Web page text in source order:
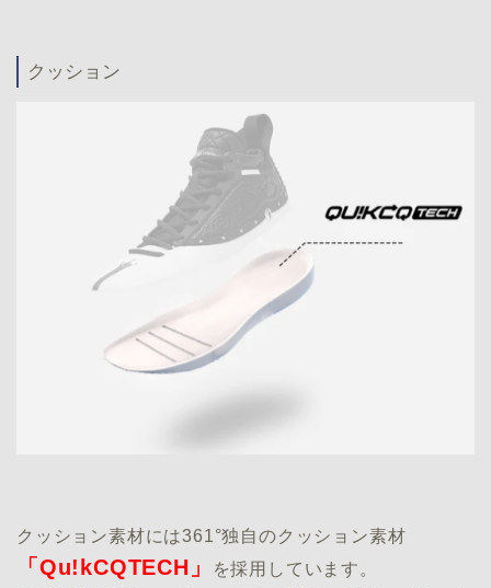
クッション
クッション素材には361°独自のクッション素材
「Qu!kCQTECH」
を採用しています。